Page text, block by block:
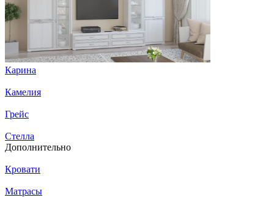
Карина
Камелия
Грейс
Стелла
Дополнительно
Кровати
Матрасы